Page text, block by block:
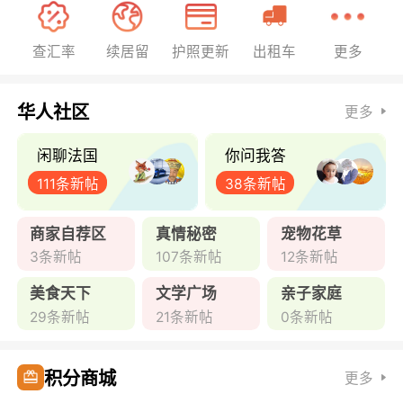
查汇率 续居留 护照更新 出租车 更多
华人社区 更多
闲聊法国
111条新帖
你问我答
38条新帖
商家自荐区
3条新帖
真情秘密
107条新帖
宠物花草
12条新帖
美食天下
29条新帖
文学广场
21条新帖
亲子家庭
0条新帖
积分商城 更多